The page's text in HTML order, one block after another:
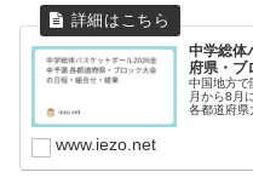
中学総体
府県・ブ
中国地方で
月から8月
各都道府県
www.iezo.net